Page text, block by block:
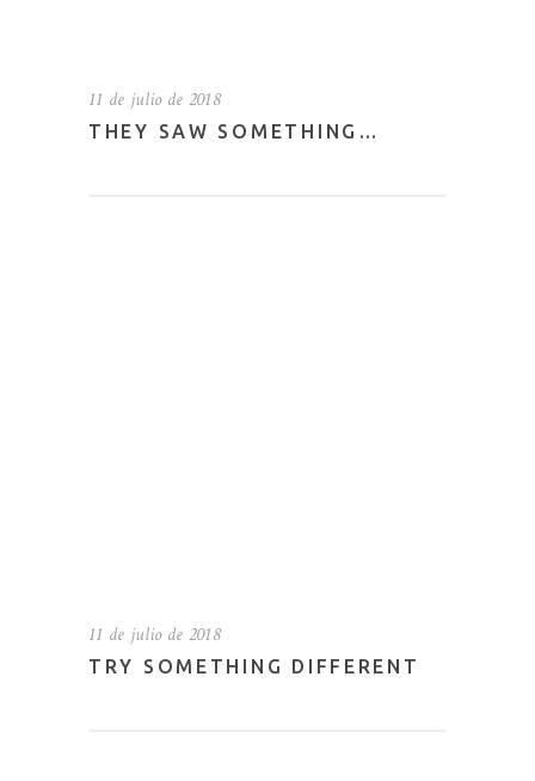
11 de julio de 2018
THEY SAW SOMETHING…
11 de julio de 2018
TRY SOMETHING DIFFERENT